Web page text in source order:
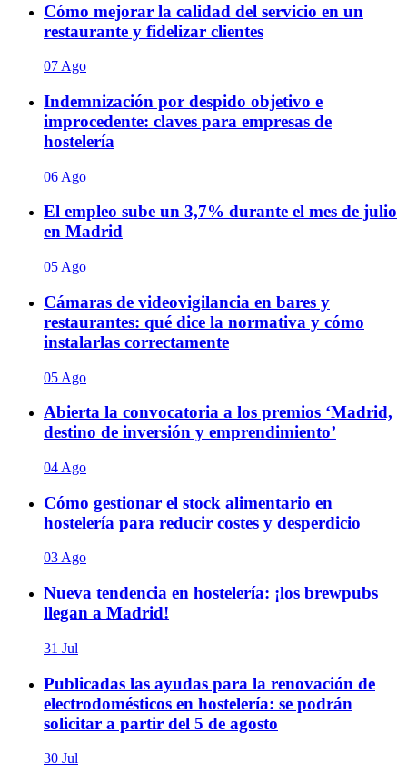
Cómo mejorar la calidad del servicio en un
restaurante y fidelizar clientes
07 Ago
Indemnización por despido objetivo e
improcedente: claves para empresas de
hostelería
06 Ago
El empleo sube un 3,7% durante el mes de julio
en Madrid
05 Ago
Cámaras de videovigilancia en bares y
restaurantes: qué dice la normativa y cómo
instalarlas correctamente
05 Ago
Abierta la convocatoria a los premios ‘Madrid,
destino de inversión y emprendimiento’
04 Ago
Cómo gestionar el stock alimentario en
hostelería para reducir costes y desperdicio
03 Ago
Nueva tendencia en hostelería: ¡los brewpubs
llegan a Madrid!
31 Jul
Publicadas las ayudas para la renovación de
electrodomésticos en hostelería: se podrán
solicitar a partir del 5 de agosto
30 Jul